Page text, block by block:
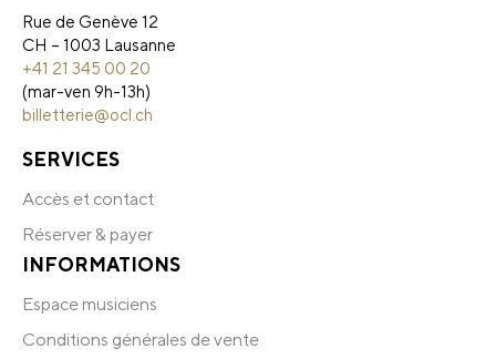
Rue de Genève 12
CH – 1003 Lausanne
+41 21 345 00 20
(mar-ven 9h-13h)
billetterie@ocl.ch
SERVICES
Accès et contact
Réserver & payer
INFORMATIONS
Espace musiciens
Conditions générales de vente